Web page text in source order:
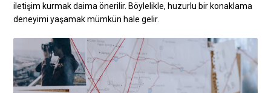
iletişim kurmak daima önerilir. Böylelikle, huzurlu bir konaklama
deneyimi yaşamak mümkün hale gelir.